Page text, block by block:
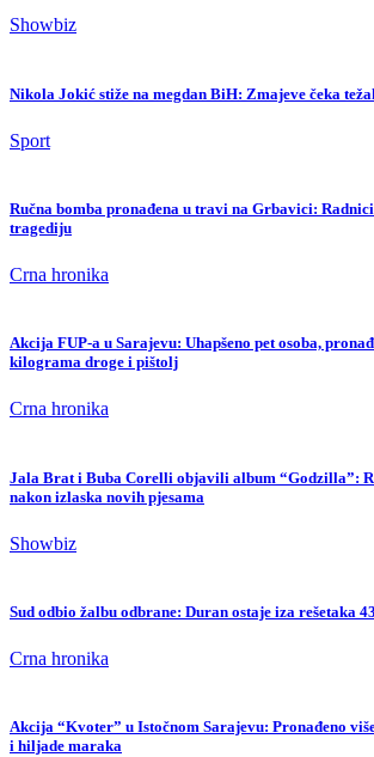
Showbiz
Nikola Jokić stiže na megdan BiH: Zmajeve čeka
Sport
Ručna bomba pronađena u travi na Grbavici:
tragediju
Crna hronika
Akcija FUP-a u Sarajevu: Uhapšeno pet osoba,
kilograma droge i pištolj
Crna hronika
Jala Brat i Buba Corelli objavili album “Godzilla”:
nakon izlaska novih pjesama
Showbiz
Sud odbio žalbu odbrane: Duran ostaje iza rešetaka
Crna hronika
Akcija “Kvoter” u Istočnom Sarajevu: Pronađeno
i hiljade maraka